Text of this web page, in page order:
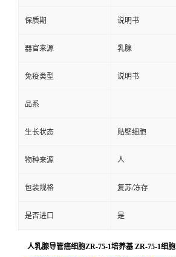
保质期 说明书
器官来源 乳腺
免疫类型 说明书
品系
生长状态 贴壁细胞
物种来源 人
包装规格 复苏/冻存
是否进口 是
人乳腺导管癌细胞ZR-75-1培养基 ZR-75-1细胞